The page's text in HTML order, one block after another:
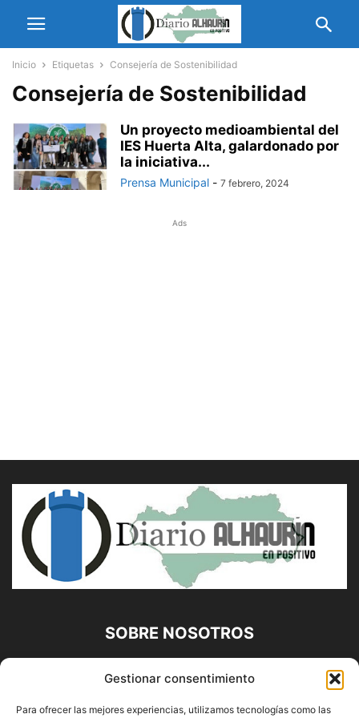
Gestionar consentimiento
Para ofrecer las mejores experiencias, utilizamos tecnologías como las
Inicio Etiquetas Consejería de Sostenibilidad
Consejería de Sostenibilidad
Un proyecto medioambiental del
IES Huerta Alta, galardonado por
la iniciativa...
Prensa Municipal - 7 febrero, 2024
Ads
SOBRE NOSOTROS
Diario Alhaurín (www.alhaurindelatorre.com) Propiedad de
Francisco E. López López | 639 95 71 95 | Noticias de
Alhaurín de la Torre, Málaga y Provincia|